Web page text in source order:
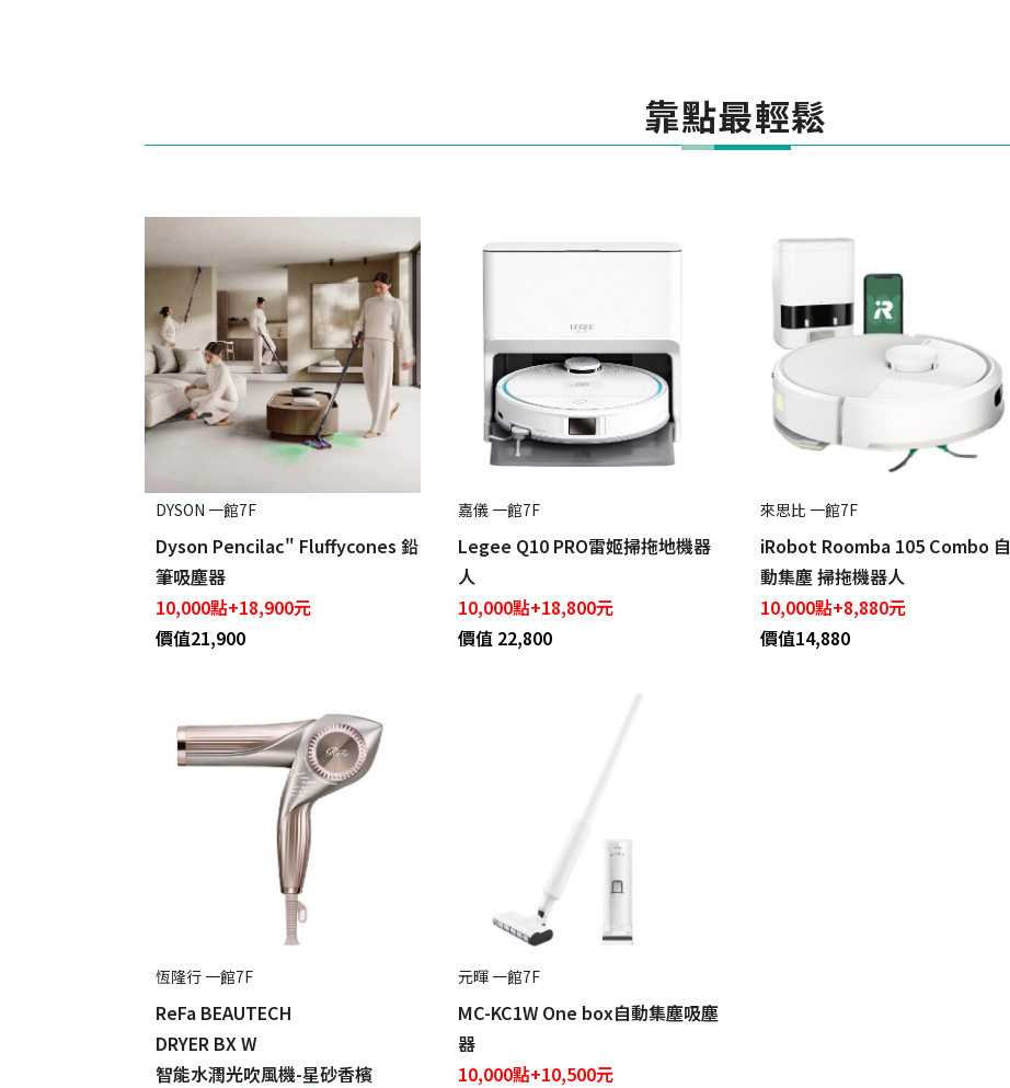
靠點最輕鬆
DYSON 一館7F
Dyson Pencilac" Fluffycones 鉛
筆吸塵器
10,000點+18,900元
價值21,900
嘉儀 一館7F
Legee Q10 PRO雷姬掃拖地機器
人
10,000點+18,800元
價值 22,800
來思比 一館7F
iRobot Roomba 105 Combo 自
動集塵 掃拖機器人
10,000點+8,880元
價值14,880
恆隆行 一館7F
ReFa BEAUTECH
DRYER BX W
智能水潤光吹風機-星砂香檳
元暉 一館7F
MC-KC1W One box自動集塵吸塵
器
10,000點+10,500元